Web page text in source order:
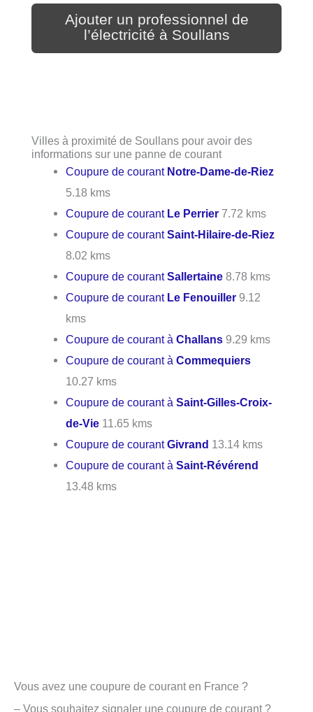
Ajouter un professionnel de
l’électricité à Soullans
Villes à proximité de Soullans pour avoir des
informations sur une panne de courant
Coupure de courant Notre-Dame-de-Riez
5.18 kms
Coupure de courant Le Perrier 7.72 kms
Coupure de courantSaint-Hilaire-de-Riez
8.02 kms
Coupure de courantSallertaine 8.78 kms
Coupure de courant Le Fenouiller 9.12
kms
Coupure de courant àChallans 9.29 kms
Coupure de courant àCommequiers
10.27 kms
Coupure de courant àSaint-Gilles-Croix-
de-Vie 11.65 kms
Coupure de courantGivrand 13.14 kms
Coupure de courant àSaint-Révérend
13.48 kms
Vous avez une coupure de courant en France ?
– Vous souhaitez signaler une coupure de courant ?